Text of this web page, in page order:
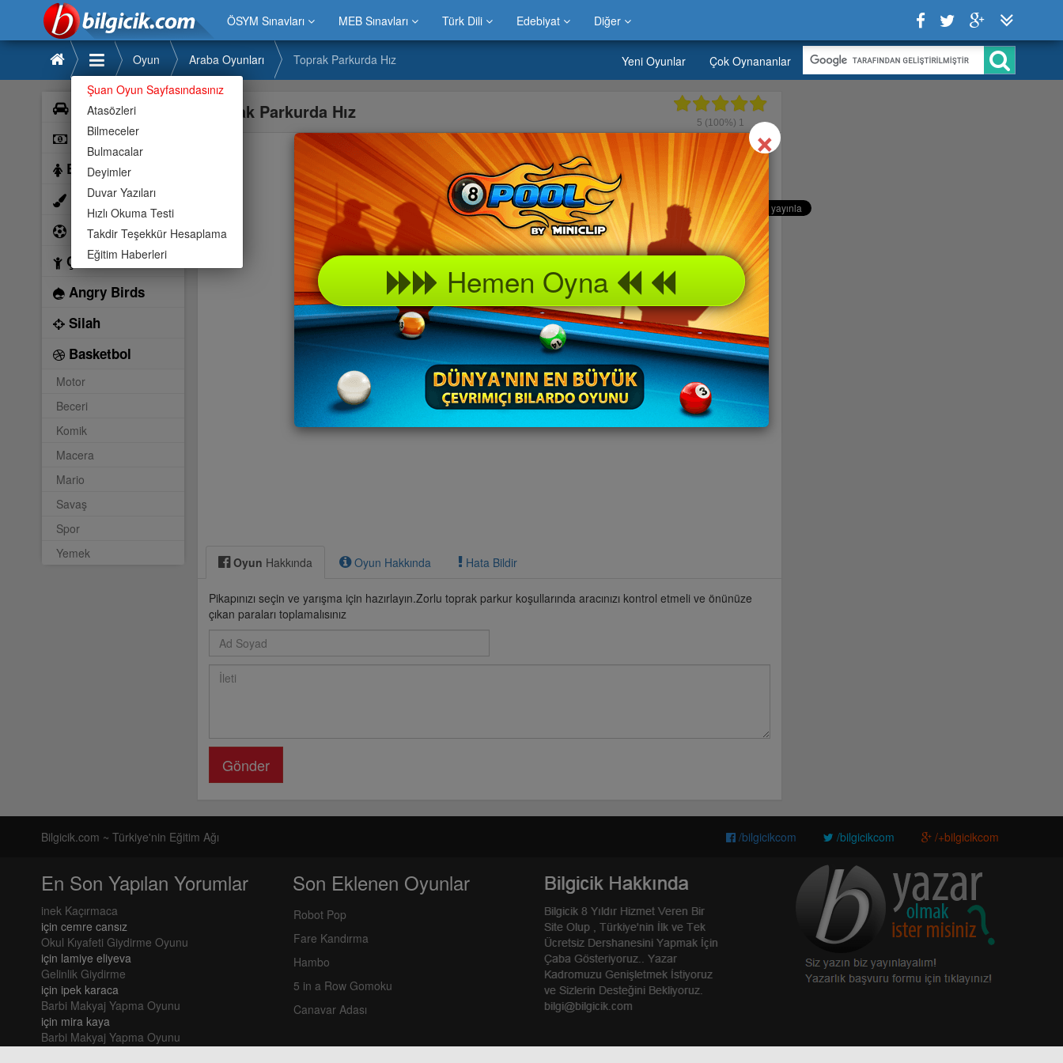
ÖSYM Sınavları MEB Sınavları Türk Dili Edebiyat Diğer
Şuan Oyun Sayfasındasınız
Atasözleri
Bilmeceler
Bulmacalar
Deyimler
Duvar Yazıları
Hızlı Okuma Testi
Takdir Teşekkür Hesaplama
Eğitim Haberleri
Oyun Araba Oyunları Toprak Parkurda Hız Yeni Oyunlar Çok Oynananlar
Araba
Bilardo
Barbie
Boyama
Futbol
Çocuk
Angry Birds
Silah
Basketbol
Motor
Beceri
Komik
Macera
Mario
Savaş
Spor
Yemek
Toprak Parkurda Hız 5 (100%) 1
Oyun Hakkında Oyun Hakkında Hata Bildir
Pikapınızı seçin ve yarışma için hazırlayın.Zorlu toprak parkur koşullarında aracınızı kontrol etmeli ve önünüze
çıkan paraları toplamalısınız
Gönder
Bilgicik.com ~ Türkiye'nin Eğitim Ağı /bilgicikcom /bilgicikcom /+bilgicikcom
En Son Yapılan Yorumlar
inek Kaçırmaca
için cemre cansız
Okul Kıyafeti Giydirme Oyunu
için lamiye eliyeva
Gelinlik Giydirme
için ipek karaca
Barbi Makyaj Yapma Oyunu
için mira kaya
Barbi Makyaj Yapma Oyunu
Son Eklenen Oyunlar
Robot Pop
Fare Kandırma
Hambo
5 in a Row Gomoku
Canavar Adası
×Close
Hemen Oyna